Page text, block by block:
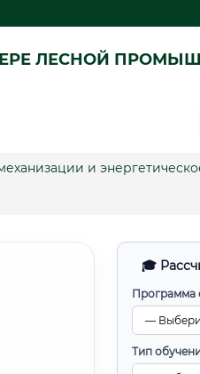
ЛЕСНОЙ
и
🎓
Программа
Тип